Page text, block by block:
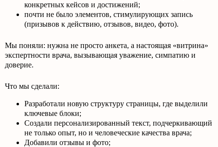
конкретных кейсов и достижений;
почти не было элементов, стимулирующих запись
(призывов к действию, отзывов, видео, фото).
Мы поняли: нужна не просто анкета, а настоящая «витрина»
экспертности врача, вызывающая уважение, симпатию и
доверие.
Что мы сделали:
Разработали новую структуру страницы, где выделили
ключевые блоки;
Создали персонализированный текст, подчеркивающий
не только опыт, но и человеческие качества врача;
Добавили отзывы и фото;